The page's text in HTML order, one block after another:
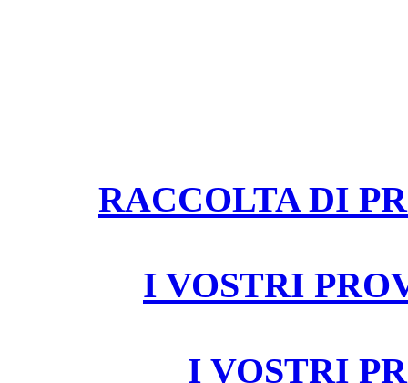
RACCOLTA DI
I VOSTRI
I VOSTRI